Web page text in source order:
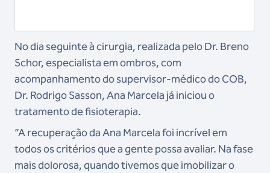
No dia seguinte à cirurgia, realizada pelo Dr. Breno
Schor, especialista em ombros, com
acompanhamento do supervisor-médico do COB,
Dr. Rodrigo Sasson, Ana Marcela já iniciou o
tratamento de fisioterapia.
“A recuperação da Ana Marcela foi incrível em
todos os critérios que a gente possa avaliar. Na fase
mais dolorosa, quando tivemos que imobilizar o